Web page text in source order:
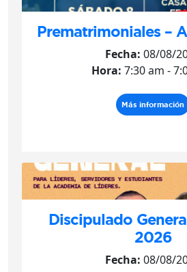
Prematrimoniales –
Fecha: 08/08/
Hora: 7:30 am -
Más información
Discipulado
2026
Fecha: 08/08/